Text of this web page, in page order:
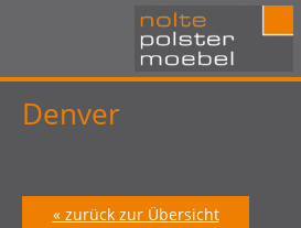
Denver
« zurück zur Übersicht